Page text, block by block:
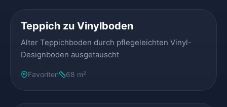
Teppich zu Vinylboden
Alter Teppichboden durch pflegeleichten Vinyl-
Designboden ausgetauscht
Favoriten 68 m²